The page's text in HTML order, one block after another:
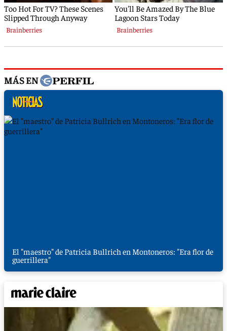
MÁS EN
El "maestro" de Patricia Bullrich en Montoneros: "Era flor de
guerrillera"